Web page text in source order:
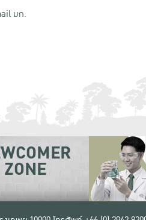
มก.
ZONE